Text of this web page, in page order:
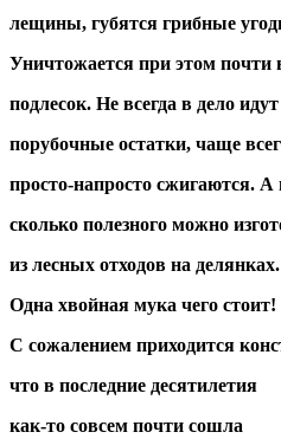
лещины, губятся грибные
Уничтожается при этом почти
подлесок. Не всегда в дело идут
порубочные остатки, чаще
просто-напросто сжигаются. А
сколько полезного можно
из лесных отходов на делянках.
Одна хвойная мука чего стоит!
С сожалением приходится
что в последние десятилетия
как-то совсем почти сошла